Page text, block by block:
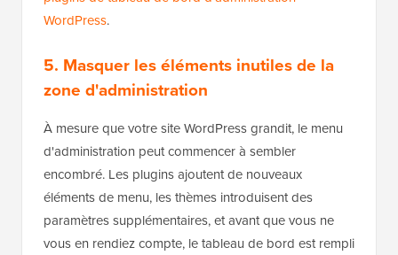
WordPress.
5. Masquer les éléments inutiles de la
zone d'administration
À mesure que votre site WordPress grandit, le menu
d'administration peut commencer à sembler
encombré. Les plugins ajoutent de nouveaux
éléments de menu, les thèmes introduisent des
paramètres supplémentaires, et avant que vous ne
vous en rendiez compte, le tableau de bord est rempli